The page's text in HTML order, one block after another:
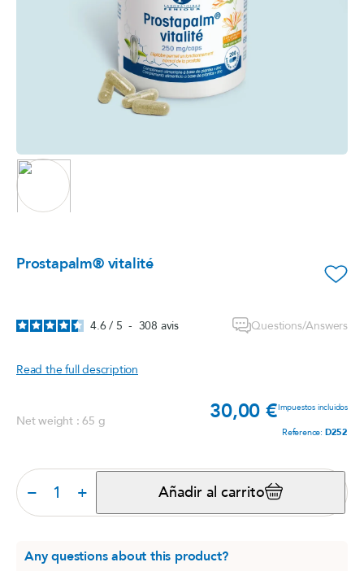
Prostapalm® vitalité favorite_border
4.6 / 5 - 308 avis Questions/Answers
Read the full description
Net weight : 65 g 30,00 €Impuestos incluidos
Reference: D252
− + Añadir al carrito
Any questions about this product?